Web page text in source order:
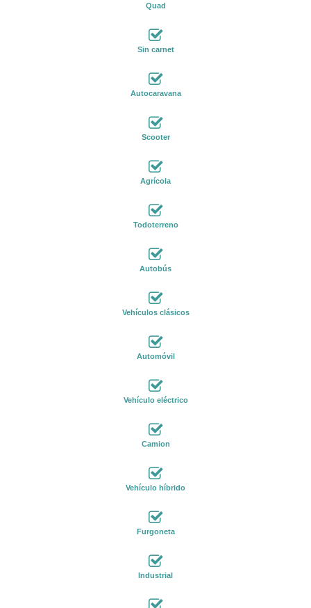
Quad
Sin carnet
Autocaravana
Scooter
Agrícola
Todoterreno
Autobús
Vehículos clásicos
Automóvil
Vehículo eléctrico
Camion
Vehículo híbrido
Furgoneta
Industrial